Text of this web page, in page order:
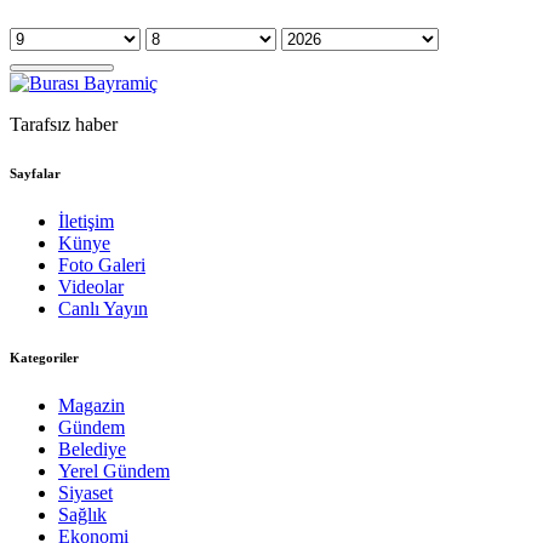
Tarafsız haber
Sayfalar
İletişim
Künye
Foto Galeri
Videolar
Canlı Yayın
Kategoriler
Magazin
Gündem
Belediye
Yerel Gündem
Siyaset
Sağlık
Ekonomi